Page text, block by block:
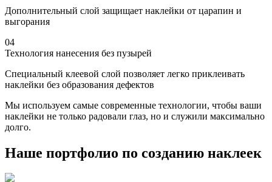
Дополнительный слой защищает наклейки от царапин и
выгорания
04
Технология нанесения без пузырей
Специальный клеевой слой позволяет легко приклеивать
наклейки без образования дефектов
Мы используем самые современные технологии, чтобы ваши
наклейки не только радовали глаз, но и служили максимально
долго.
Наше портфолио по созданию наклеек